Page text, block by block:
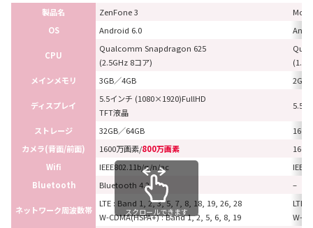
製品名 ZenFone 3
OS
Android 6.0
CPU
Qualcomm Snapdragon 625
(2.5GHz 8コア)
メインメモリ
3GB／4GB 2GB
ディスプレイ
5.5インチ (1080×1920)FullHD
TFT液晶
5.5
ストレージ 32GB／64GB
カメラ(背面/前面)
1600万画素/800万画素
1600
Wifi
IEEE802.11b/g/n/ac
Bluetooth
Bluetooth 4.2 –
ネットワーク周波数帯
LTE : Band 1, 2, 3, 5, 7, 8, 18, 19, 26, 28
W-CDMA(HSPA+) : Band 1, 2, 5, 6, 8, 19
LTE
W-
スクロールできます